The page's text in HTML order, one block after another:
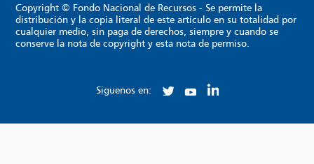
Copyright © Fondo Nacional de Recursos - Se permite la
distribución y la copia literal de este artículo en su totalidad por
cualquier medio, sin paga de derechos, siempre y cuando se
conserve la nota de copyright y esta nota de permiso.
Siguenos en: